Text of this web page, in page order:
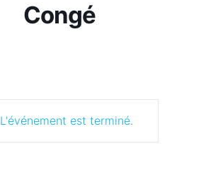
Congé
L'événement est terminé.